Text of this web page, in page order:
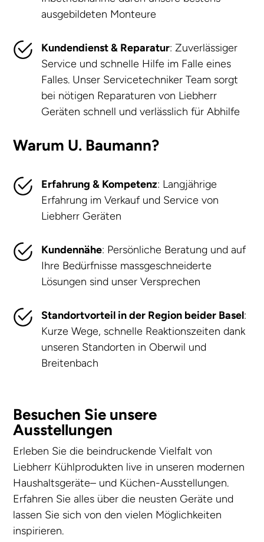
ausgebildeten Monteure
Kundendienst & Reparatur: Zuverlässiger
Service und schnelle Hilfe im Falle eines
Falles. Unser Servicetechniker Team sorgt
bei nötigen Reparaturen von Liebherr
Geräten schnell und verlässlich für Abhilfe
Warum U. Baumann?
Erfahrung & Kompetenz: Langjährige
Erfahrung im Verkauf und Service von
Liebherr Geräten
Kundennähe: Persönliche Beratung und auf
Ihre Bedürfnisse massgeschneiderte
Lösungen sind unser Versprechen
Standortvorteil in der Region beider Basel:
Kurze Wege, schnelle Reaktionszeiten dank
unseren Standorten in Oberwil und
Breitenbach
Besuchen Sie unsere
Ausstellungen
Erleben Sie die beindruckende Vielfalt von
Liebherr Kühlprodukten live in unseren modernen
Haushaltsgeräte– und Küchen-Ausstellungen.
Erfahren Sie alles über die neusten Geräte und
lassen Sie sich von den vielen Möglichkeiten
inspirieren.